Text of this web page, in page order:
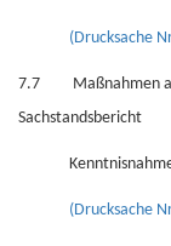
(Drucksache
7.7 Maßnahmen
Sachstandsbericht
(Drucksache